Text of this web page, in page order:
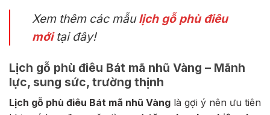
Xem thêm các mẫulịch gỗ phù điêu
mới tại đây!
Lịch gỗ phù điêu Bát mã nhũ Vàng – Mãnh
lực, sung sức, trường thịnh
Lịch gỗ phù điêu Bát mã nhũ Vàng là gợi ý nên ưu tiên